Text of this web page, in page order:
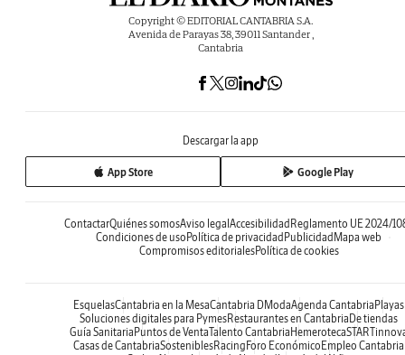
Copyright © EDITORIAL CANTABRIA S.A.
Avenida de Parayas 38, 39011 Santander ,
Cantabria
Descargar la app
App Store Google Play
ContactarQuiénes somosAviso legal Accesibilidad Reglamento UE 2024/
Condiciones de uso Política de privacidad Publicidad Mapa web
Compromisos editorialesPolítica de cookies
EsquelasCantabria en la MesaCantabria DModaAgenda Cantabria Playas
Soluciones digitales para PymesRestaurantes en Cantabria De tiendas
Guía Sanitaria Puntos de VentaTalento Cantabria Hemeroteca
Casas de CantabriaSosteniblesRacing Foro Económico Empleo Cantabria